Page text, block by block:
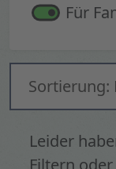
Für
Sortierung:
Leider
Filtern